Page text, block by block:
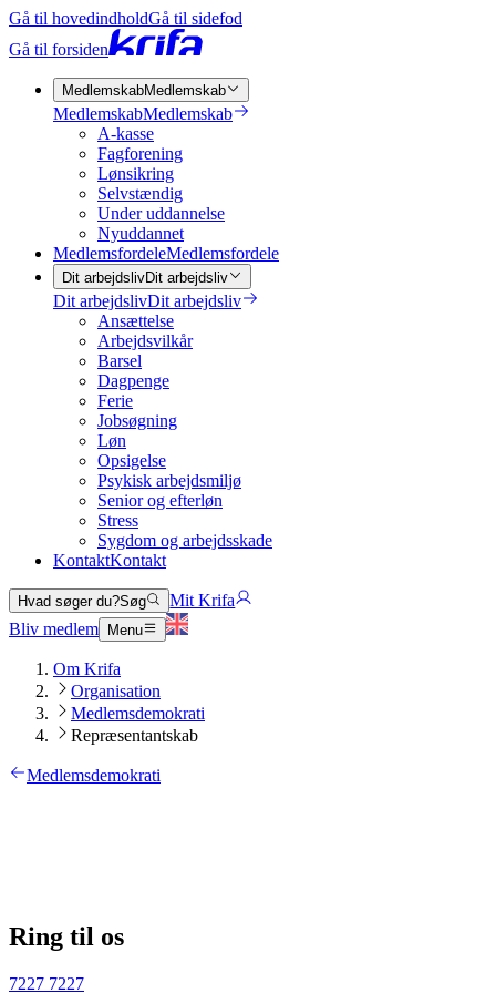
Gå til hovedindholdGå til sidefod
Gå til forsiden
MedlemskabMedlemskab
MedlemskabMedlemskab
A-kasse
Fagforening
Lønsikring
Selvstændig
Under uddannelse
Nyuddannet
MedlemsfordeleMedlemsfordele
Dit arbejdslivDit arbejdsliv
Dit arbejdslivDit arbejdsliv
Ansættelse
Arbejdsvilkår
Barsel
Dagpenge
Ferie
Jobsøgning
Løn
Opsigelse
Psykisk arbejdsmiljø
Senior og efterløn
Stress
Sygdom og arbejdsskade
KontaktKontakt
Hvad søger du?Søg
Mit Krifa
Bliv medlem
Menu
Om Krifa
Organisation
Medlemsdemokrati
Repræsentantskab
Medlemsdemokrati
Ring til os
7227 7227